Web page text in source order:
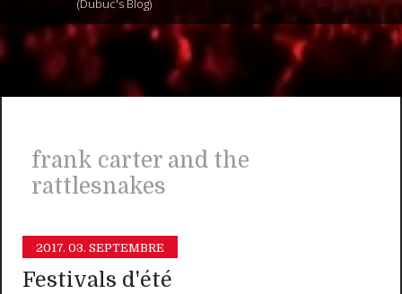
(Dubuc's Blog)
frank carter and the
rattlesnakes
2017. 03. SEPTEMBRE
Festivals d'été